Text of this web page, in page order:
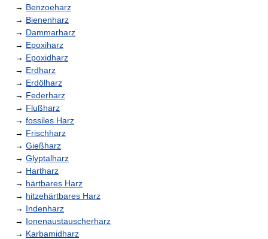
→ Benzoeharz
→ Bienenharz
→ Dammarharz
→ Epoxiharz
→ Epoxidharz
→ Erdharz
→ Erdölharz
→ Federharz
→ Flußharz
→ fossiles Harz
→ Frischharz
→ Gießharz
→ Glyptalharz
→ Hartharz
→ härtbares Harz
→ hitzehärtbares Harz
→ Indenharz
→ Ionenaustauscherharz
→ Karbamidharz